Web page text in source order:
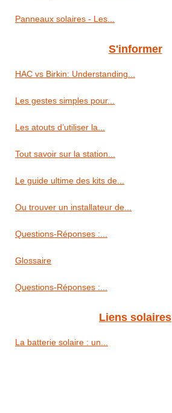
Panneaux solaires - Les...
S'informer
HAC vs Birkin: Understanding...
Les gestes simples pour...
Les atouts d’utiliser la...
Tout savoir sur la station...
Le guide ultime des kits de...
Ou trouver un installateur de...
Questions-Réponses :...
Glossaire
Questions-Réponses :...
Liens solaires
La batterie solaire : un...